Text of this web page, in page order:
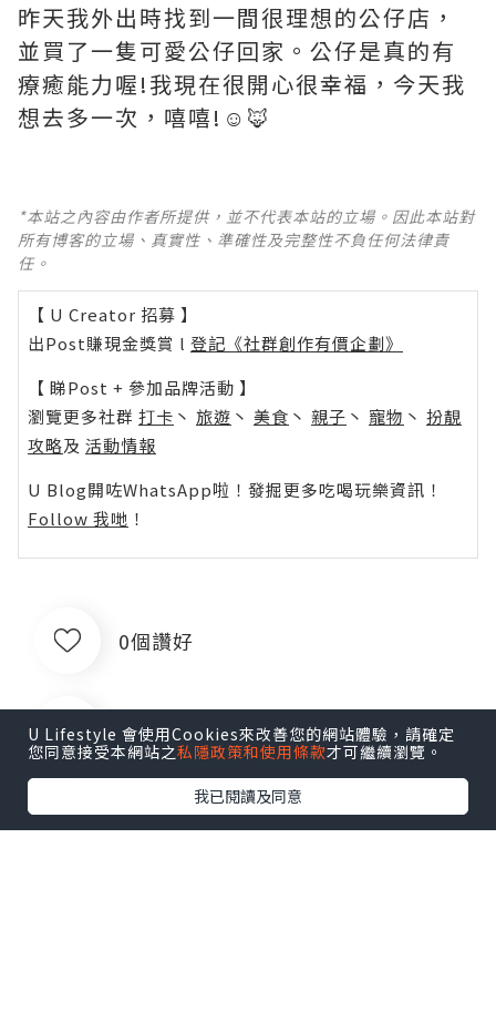
昨天我外出時找到一間很理想的公仔店，
並買了一隻可愛公仔回家。公仔是真的有
療癒能力喔!我現在很開心很幸福，今天我
想去多一次，嘻嘻!☺️🦊
*本站之內容由作者所提供，並不代表本站的立場。因此本站對
所有博客的立場、真實性、準確性及完整性不負任何法律責
任。
【 U Creator 招募 】
出Post賺現金獎賞 l 登記《社群創作有價企劃》
【 睇Post + 參加品牌活動 】
瀏覽更多社群 打卡 丶 旅遊 丶 美食 丶 親子 丶 寵物 丶 扮靚
攻略及 活動情報
U Blog開咗WhatsApp啦！發掘更多吃喝玩樂資訊！
Follow 我哋 ！
0個讚好
收藏
U Lifestyle 會使用Cookies來改善您的網站體驗，請確定
您同意接受本網站之私隱政策和使用條款才可繼續瀏覽。
我已閱讀及同意